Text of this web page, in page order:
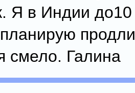
Я в Индии
смело. Галина